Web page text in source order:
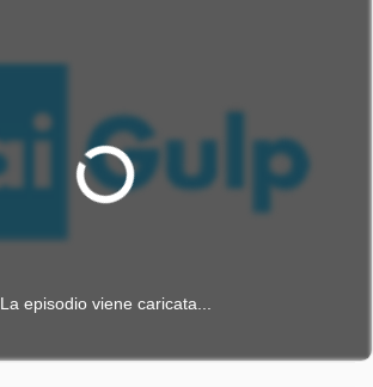
La episodio viene caricata...